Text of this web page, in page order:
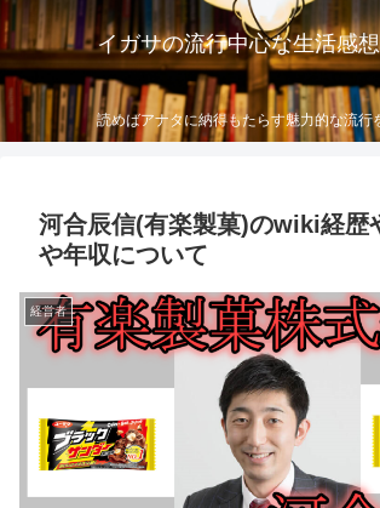
イガサの流行中心な生活感
読めばアナタに納得もたらす魅力的な流行
河合辰信(有楽製菓)のwiki経歴
や年収について
経営者